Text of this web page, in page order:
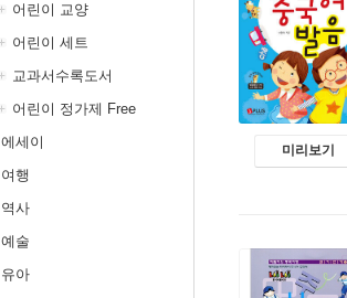
어린이 교양
어린이 세트
교과서수록도서
어린이 정가제 Free
에세이
여행
역사
예술
유아
미리보기